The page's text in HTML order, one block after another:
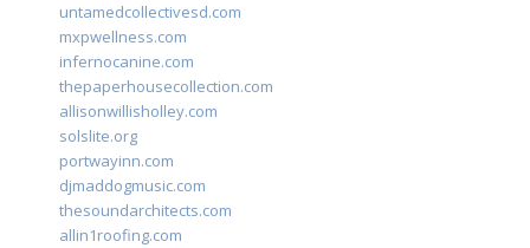
untamedcollectivesd.com
mxpwellness.com
infernocanine.com
thepaperhousecollection.com
allisonwillisholley.com
solslite.org
portwayinn.com
djmaddogmusic.com
thesoundarchitects.com
allin1roofing.com